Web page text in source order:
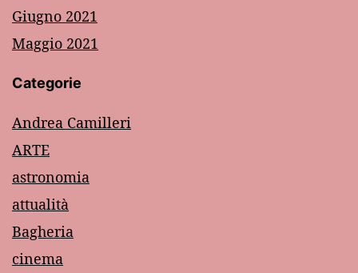
Giugno 2021
Maggio 2021
Categorie
Andrea Camilleri
ARTE
astronomia
attualità
Bagheria
cinema